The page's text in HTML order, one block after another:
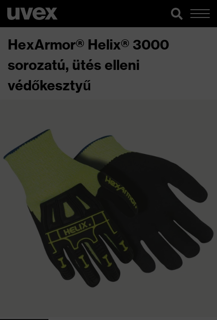
HexArmor® Helix® 3000
sorozatú, ütés elleni
védőkesztyű